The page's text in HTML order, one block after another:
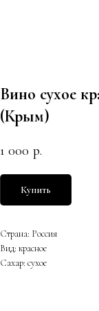
Вино сухое
(Крым)
1 000 р.
Купить
Страна: Россия
Вид: красное
Сахар: сухое